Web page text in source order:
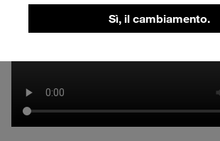
Sì, il cambiamento.